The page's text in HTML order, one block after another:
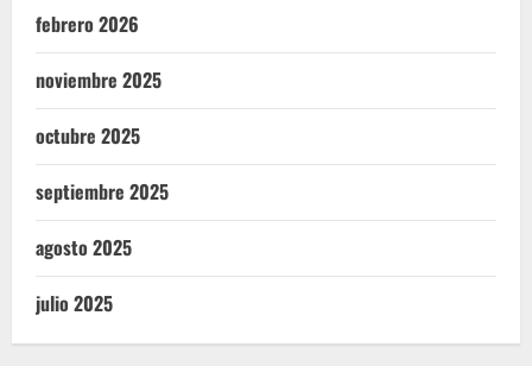
febrero 2026
noviembre 2025
octubre 2025
septiembre 2025
agosto 2025
julio 2025